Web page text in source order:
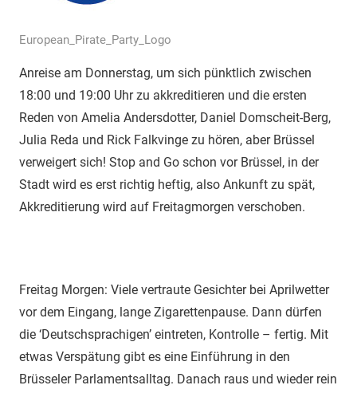
European_Pirate_Party_Logo
Anreise am Donnerstag, um sich pünktlich zwischen
18:00 und 19:00 Uhr zu akkreditieren und die ersten
Reden von Amelia Andersdotter, Daniel Domscheit-Berg,
Julia Reda und Rick Falkvinge zu hören, aber Brüssel
verweigert sich! Stop and Go schon vor Brüssel, in der
Stadt wird es erst richtig heftig, also Ankunft zu spät,
Akkreditierung wird auf Freitagmorgen verschoben.
Freitag Morgen: Viele vertraute Gesichter bei Aprilwetter
vor dem Eingang, lange Zigarettenpause. Dann dürfen
die ‘Deutschsprachigen’ eintreten, Kontrolle – fertig. Mit
etwas Verspätung gibt es eine Einführung in den
Brüsseler Parlamentsalltag. Danach raus und wieder rein